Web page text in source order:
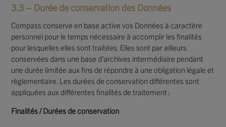
3.3 – Durée de conservation des Données
Compass conserve en base active vos Données à caractère
personnel pour le temps nécessaire à accomplir les finalités
pour lesquelles elles sont traitées. Elles sont par ailleurs
conservées dans une base d’archives intermédiaire pendant
une durée limitée aux fins de répondre à une obligation légale et
règlementaire. Les durées de conservation différentes sont
appliquées aux différentes finalités de traitement :
Finalités / Durées de conservation